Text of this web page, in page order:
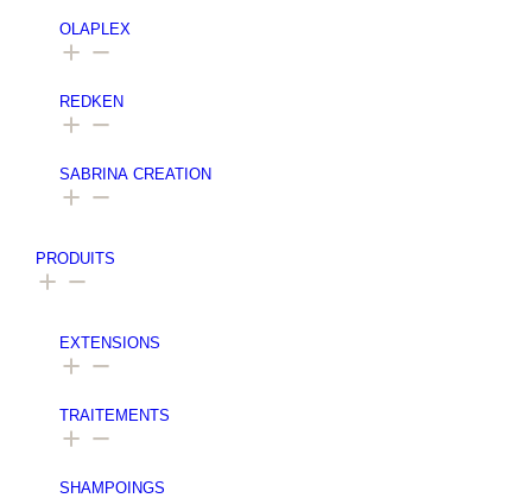
OLAPLEX
⁠⁠REDKEN
SABRINA CREATION
PRODUITS
EXTENSIONS
TRAITEMENTS
SHAMPOINGS